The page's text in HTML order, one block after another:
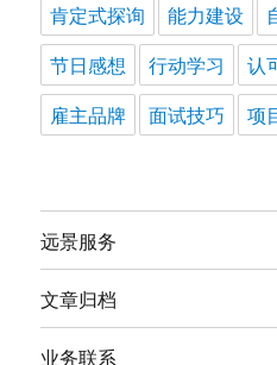
肯定式探询
能力建设
节日感想
行动学习 认
雇主品牌
面试技巧 项
远景服务
文章归档
业务联系